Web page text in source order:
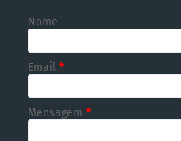
Nome
Email *
Mensagem *